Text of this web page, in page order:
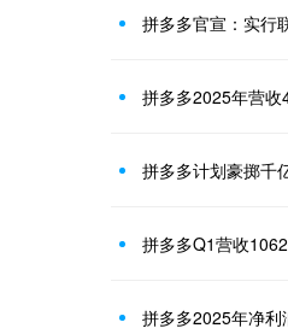
拼多多官宣：实行
拼多多2025年营收
拼多多计划豪掷千
拼多多Q1营收
拼多多2025年净利